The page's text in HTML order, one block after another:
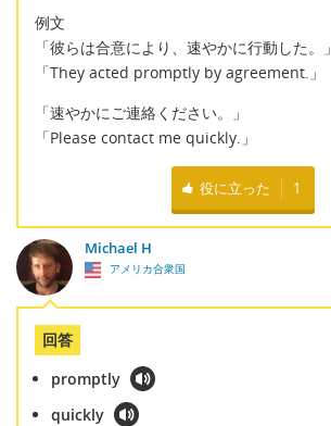
例文
「彼らは合意により、速やかに行動した。」
「They acted promptly by agreement.」
「速やかにご連絡ください。」
「Please contact me quickly.」
役に立った 1
Michael H
アメリカ合衆国
回答
promptly
quickly